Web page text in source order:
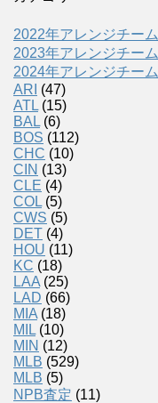
2022年アレンジチーム
2023年アレンジチーム
2024年アレンジチーム
ARI (47)
ATL (15)
BAL (6)
BOS (112)
CHC (10)
CIN (13)
CLE (4)
COL (5)
CWS (5)
DET (4)
HOU (11)
KC (18)
LAA (25)
LAD (66)
MIA (18)
MIL (10)
MIN (12)
MLB (529)
MLB (5)
NPB査定 (11)